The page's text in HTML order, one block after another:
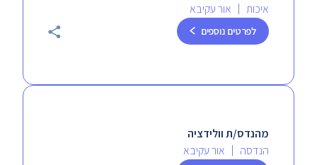
אור עקיבא
איכות
לפרטים נוספים
מהנדס/ת וולידציה
אור עקיבא
הנדסה